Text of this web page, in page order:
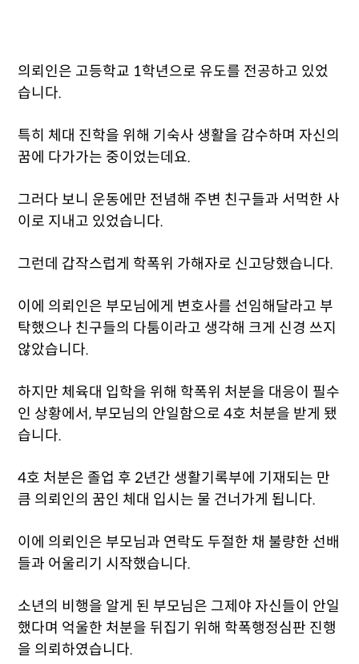
의뢰인은 고등학교 1학년으로 유도를 전공하고 있었
습니다.
특히 체대 진학을 위해 기숙사 생활을 감수하며 자신의
꿈에 다가가는 중이었는데요.
그러다 보니 운동에만 전념해 주변 친구들과 서먹한 사
이로 지내고 있었습니다.
그런데 갑작스럽게 학폭위 가해자로 신고당했습니다.
이에 의뢰인은 부모님에게 변호사를 선임해달라고 부
탁했으나 친구들의 다툼이라고 생각해 크게 신경 쓰지
않았습니다.
하지만 체육대 입학을 위해 학폭위 처분을 대응이 필수
인 상황에서, 부모님의 안일함으로 4호 처분을 받게 됐
습니다.
4호 처분은 졸업 후 2년간 생활기록부에 기재되는 만
큼 의뢰인의 꿈인 체대 입시는 물 건너가게 됩니다.
이에 의뢰인은 부모님과 연락도 두절한 채 불량한 선배
들과 어울리기 시작했습니다.
소년의 비행을 알게 된 부모님은 그제야 자신들이 안일
했다며 억울한 처분을 뒤집기 위해 학폭행정심판 진행
을 의뢰하였습니다.